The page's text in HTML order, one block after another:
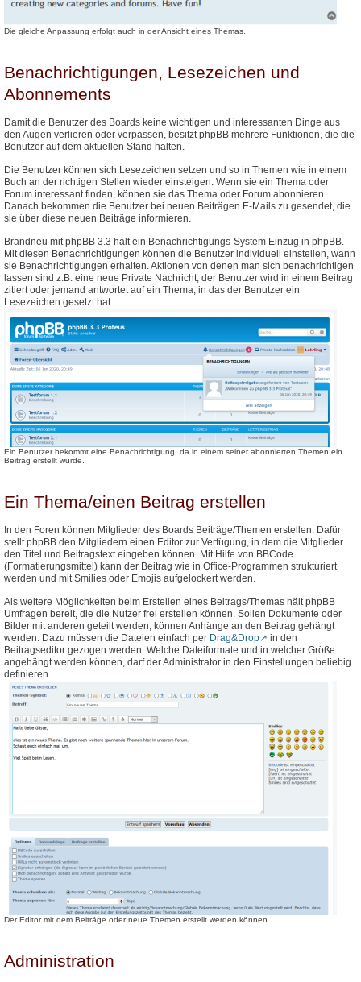
Die gleiche Anpassung erfolgt auch in der Ansicht eines Themas.
Benachrichtigungen, Lesezeichen und
Abonnements
Damit die Benutzer des Boards keine wichtigen und interessanten Dinge aus
den Augen verlieren oder verpassen, besitzt phpBB mehrere Funktionen, die die
Benutzer auf dem aktuellen Stand halten.
Die Benutzer können sich Lesezeichen setzen und so in Themen wie in einem
Buch an der richtigen Stellen wieder einsteigen. Wenn sie ein Thema oder
Forum interessant finden, können sie das Thema oder Forum abonnieren.
Danach bekommen die Benutzer bei neuen Beiträgen E-Mails zu gesendet, die
sie über diese neuen Beiträge informieren.
Brandneu mit phpBB 3.3 hält ein Benachrichtigungs-System Einzug in phpBB.
Mit diesen Benachrichtigungen können die Benutzer individuell einstellen, wann
sie Benachrichtigungen erhalten. Aktionen von denen man sich benachrichtigen
lassen sind z.B. eine neue Private Nachricht, der Benutzer wird in einem Beitrag
zitiert oder jemand antwortet auf ein Thema, in das der Benutzer ein
Lesezeichen gesetzt hat.
Ein Benutzer bekommt eine Benachrichtigung, da in einem seiner abonnierten Themen ein
Beitrag erstellt wurde.
Ein Thema/einen Beitrag erstellen
In den Foren können Mitglieder des Boards Beiträge/Themen erstellen. Dafür
stellt phpBB den Mitgliedern einen Editor zur Verfügung, in dem die Mitglieder
den Titel und Beitragstext eingeben können. Mit Hilfe von BBCode
(Formatierungsmittel) kann der Beitrag wie in Office-Programmen strukturiert
werden und mit Smilies oder Emojis aufgelockert werden.
Als weitere Möglichkeiten beim Erstellen eines Beitrags/Themas hält phpBB
Umfragen bereit, die die Nutzer frei erstellen können. Sollen Dokumente oder
Bilder mit anderen geteilt werden, können Anhänge an den Beitrag gehängt
werden. Dazu müssen die Dateien einfach per Drag&Drop
in den
Beitragseditor gezogen werden. Welche Dateiformate und in welcher Größe
angehängt werden können, darf der Administrator in den Einstellungen beliebig
definieren.
Der Editor mit dem Beiträge oder neue Themen erstellt werden können.
Administration